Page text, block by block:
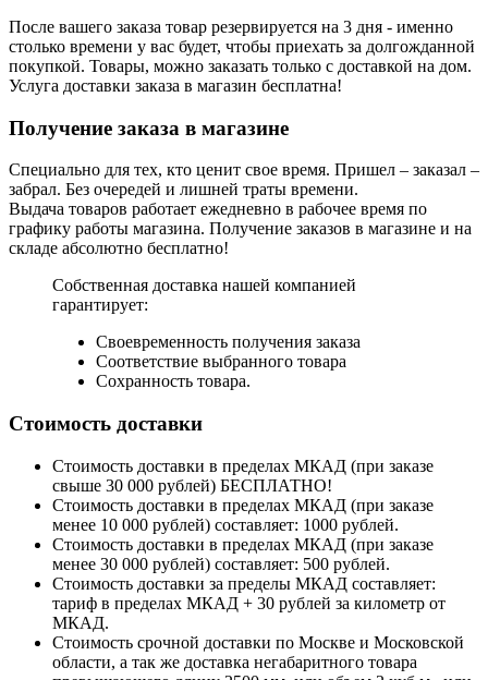
После вашего заказа товар резервируется на 3 дня - именно
столько времени у вас будет, чтобы приехать за долгожданной
покупкой. Товары, можно заказать только с доставкой на дом.
Услуга доставки заказа в магазин бесплатна!
Получение заказа в магазине
Специально для тех, кто ценит свое время. Пришел – заказал –
забрал. Без очередей и лишней траты времени.
Выдача товаров работает ежедневно в рабочее время по
графику работы магазина. Получение заказов в магазине и на
складе абсолютно бесплатно!
Собственная доставка нашей компанией
гарантирует:
Своевременность получения заказа
Соответствие выбранного товара
Сохранность товара.
Стоимость доставки
Стоимость доставки в пределах МКАД (при заказе
свыше 30 000 рублей) БЕСПЛАТНО!
Стоимость доставки в пределах МКАД (при заказе
менее 10 000 рублей) составляет: 1000 рублей.
Стоимость доставки в пределах МКАД (при заказе
менее 30 000 рублей) составляет: 500 рублей.
Стоимость доставки за пределы МКАД составляет:
тариф в пределах МКАД + 30 рублей за километр от
МКАД.
Стоимость срочной доставки по Москве и Московской
области, а так же доставка негабаритного товара